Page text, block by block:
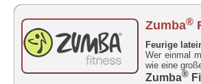
Zumba®
Feurige
Wer einmal
wie eine
Zumba®